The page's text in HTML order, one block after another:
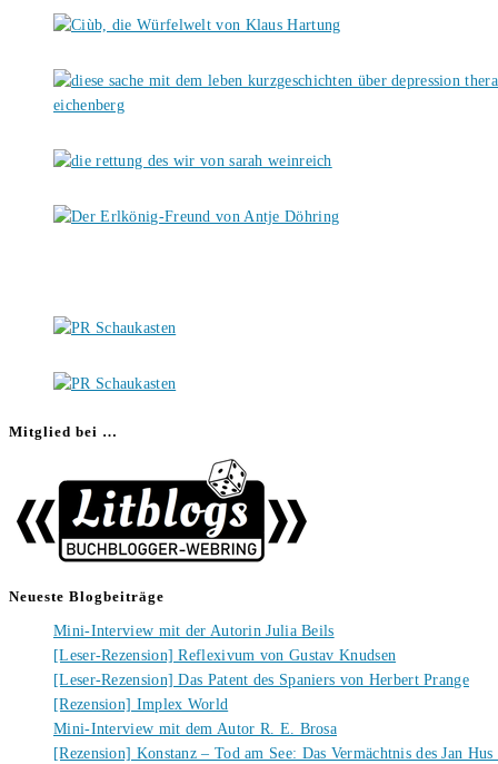
Mitglied bei …
Neueste Blogbeiträge
Mini-Interview mit der Autorin Julia Beils
[Leser-Rezension] Reflexivum von Gustav Knudsen
[Leser-Rezension] Das Patent des Spaniers von Herbert Prange
[Rezension] Implex World
Mini-Interview mit dem Autor R. E. Brosa
[Rezension] Konstanz – Tod am See: Das Vermächtnis des Jan